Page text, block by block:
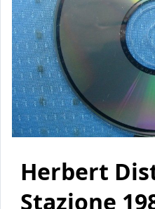
原版藍光遊戲光碟
PSP及其他原版遊戲光碟
藍光電影影片光碟
其他類光碟
XBOX遊戲光碟
旅遊書籍小說書刊
集郵